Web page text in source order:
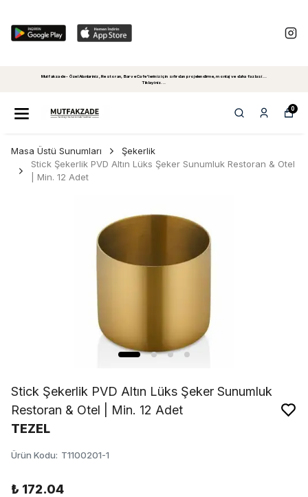
Mutfakzade - Özel Alanlariniz, Restoran, Bar ve Cafe'leriniz için sıfırdan projelendirme, montaj ve daha fazlasi...
Tiklayiniz...
0
Masa Üstü Sunumları
Şekerlik
Stick Şekerlik PVD Altın Lüks Şeker Sunumluk Restoran & Otel
| Min. 12 Adet
Stick Şekerlik PVD Altın Lüks Şeker Sunumluk
Restoran & Otel | Min. 12 Adet
TEZEL
Ürün Kodu: T1100201-1
₺ 172.04